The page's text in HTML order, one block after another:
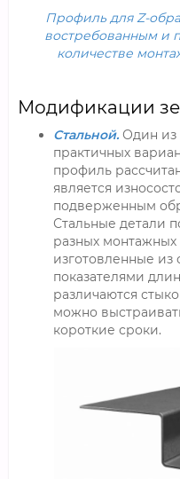
Профиль для Z-
востребованным и
количестве
Модификации
Стальной. Один из
практичных
профиль
является
подверженным
Стальные детали
разных
изготовленные из
показателями
различаются
можно
короткие сроки.